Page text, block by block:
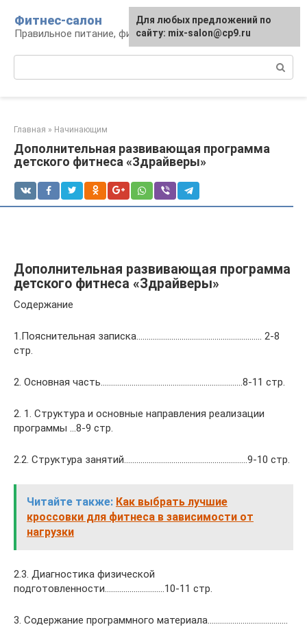
контенту
Фитнес-салон
Правильное питание, фитнес, образ жизни
Главная » Начинающим
Дополнительная развивающая программа
детского фитнеса «Здрайверы»
Дополнительная развивающая программа
детского фитнеса «Здрайверы»
Содержание
1.Пояснительная записка…………………………………………..……….. 2-8
стр.
2. Основная часть……………………………………………………………8-11 стр.
2. 1. Структура и основные направления реализации
программы …8-9 стр.
2.2. Структура занятий……………………………………………………9-10 стр.
Читайте также: Как выбрать лучшие
кроссовки для фитнеса в зависимости от
нагрузки
2.3. Диагностика физической
подготовленности………………………..10-11 стр.
3. Содержание программного материала…………………………………
Для любых предложений по
сайту: mix-salon@cp9.ru